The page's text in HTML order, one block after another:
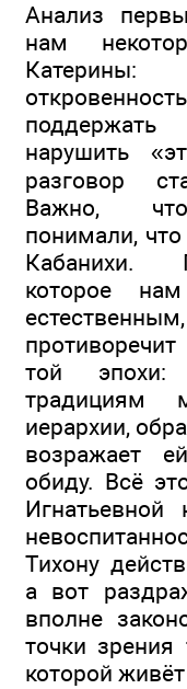
Анализ
нам
нарушить
разговор
Важно,
понимали,
Кабанихи.
которое
той
традициям
иерархии,
возражает
обиду. Всё
Тихону
а вот
вполне
точки
которой